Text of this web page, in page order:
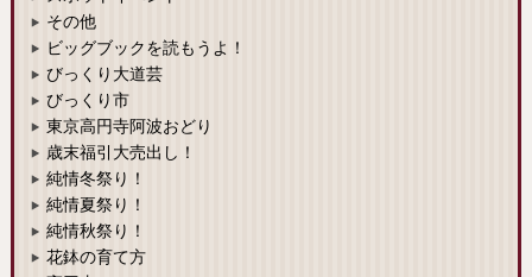
その他
ビッグブックを読もうよ！
びっくり大道芸
びっくり市
東京高円寺阿波おどり
歳末福引大売出し！
純情冬祭り！
純情夏祭り！
純情秋祭り！
花鉢の育て方